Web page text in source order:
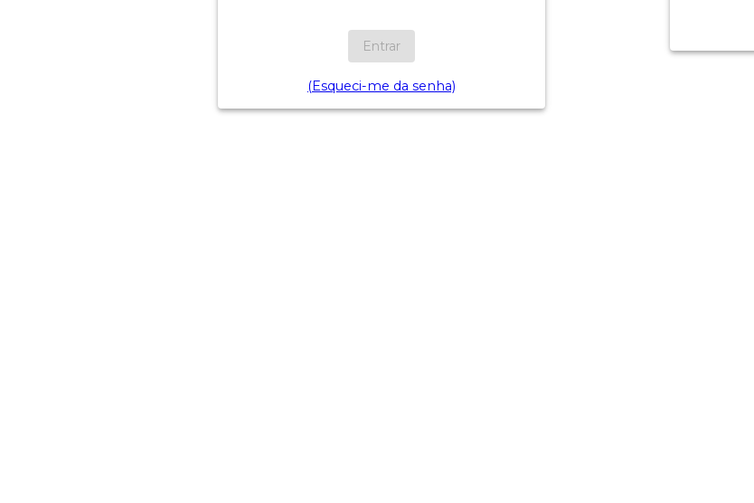
Entrar
(Esqueci-me da senha)